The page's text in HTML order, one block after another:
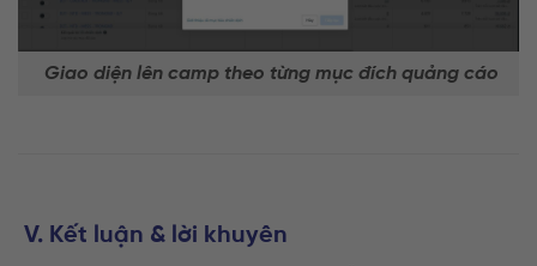
Giao diện lên camp theo từng mục đích quảng cáo
V. Kết luận & lời khuyên